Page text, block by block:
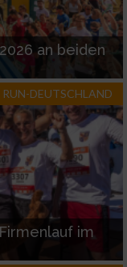
an beiden
RUN-DEUTSCHLAND
im